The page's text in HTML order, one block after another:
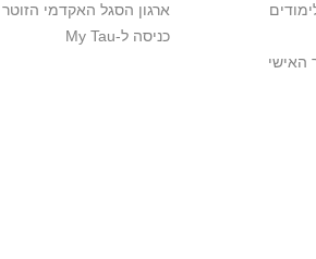
האישי
ארגון הסגל האקדמי הזוטר
כניסה ל-My Tau